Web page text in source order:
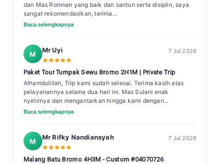
dan Mas Rohman yang baik dan santun serta disiplin, saya
sangat rekomendasikan, terima...
Baca selengkapnya
M Mr Uyi 7 Jul 2026
Paket Tour Tumpak Sewu Bromo 2H1M | Private Trip
Alhamdulillah, Trip kami sudah selesai. Terima kasih atas
pelayanannya selama dua hari ini. Mas Sulani enak
nyetirnya dan mengantarkan hingga kami dengan...
Baca selengkapnya
M Mr Rifky Nandiansyah 7 Jul 2026
Malang Batu Bromo 4H3M - Custom #04070726